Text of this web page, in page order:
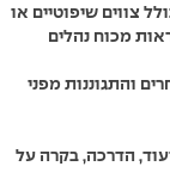
צווים שיפוטיים או
מכוח נהלים
והתגוננות מפני
הדרכה, בקרה על